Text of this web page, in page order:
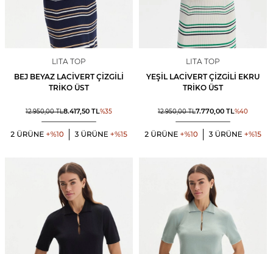
LITA TOP
BEJ BEYAZ LACIVERT ÇIZGILI
TRIKO ÜST
12.950,00TL8.417,50 TL%35
LITA TOP
YEŞIL LACIVERT ÇIZGILI EKRU
TRIKO ÜST
12.950,00TL7.770,00 TL%40